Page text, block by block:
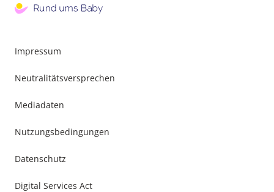
Impressum
Neutralitätsversprechen
Mediadaten
Nutzungsbedingungen
Datenschutz
Digital Services Act